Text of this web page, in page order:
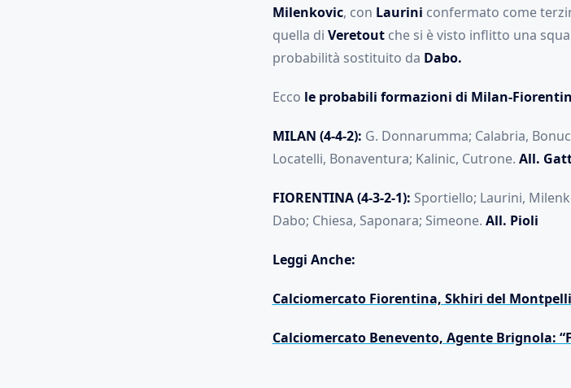
Milenkovic, con Laurini confermato come
quella di Veretoutche si è visto inflitto una
probabilità sostituito da Dabo.
Ecco le probabili formazioni di Milan-
MILAN (4-4-2): G. Donnarumma; Calabria,
Locatelli, Bonaventura; Kalinic, Cutrone. All.
FIORENTINA (4-3-2-1): Sportiello; Laurini,
Dabo; Chiesa, Saponara; Simeone. All. Pioli
Leggi Anche:
Calciomercato Fiorentina, Skhiri del
Calciomercato Benevento, Agente Brignola: